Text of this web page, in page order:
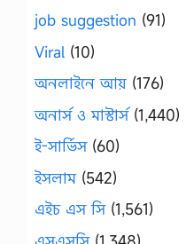
job suggestion (91)
Viral (10)
অনলাইনে আয় (176)
অনার্স ও মাস্টার্স(1,440)
ই-সার্ভিস(60)
ইসলাম(542)
এইচ এস সি(1,561)